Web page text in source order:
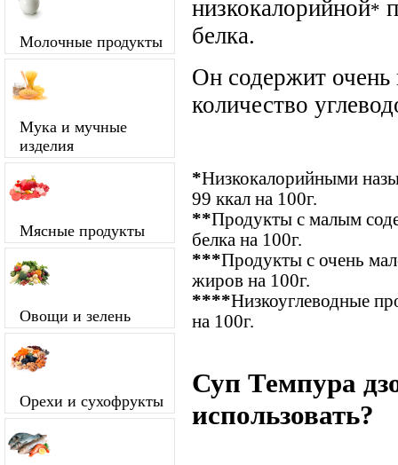
Молочные продукты
Мука и мучные
изделия
Мясные продукты
Овощи и зелень
Орехи и сухофрукты
низкокалорийной*
белка.
Он содержит очень
количество
*Низкокалорийными
99 ккал на 100г.
**Продукты с малым
белка на 100г.
***Продукты с очень
жиров на 100г.
****Низкоуглеводные
на 100г.
Суп Темпура
использовать?